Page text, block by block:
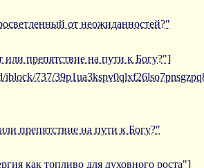
от неожиданностей?"
препятствие на пути к Богу?"]
iblock/737/
препятствие на пути к Богу?"
как топливо для духовного роста"]